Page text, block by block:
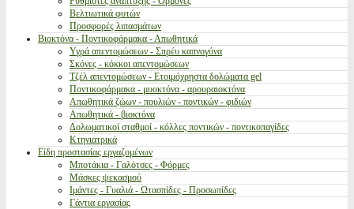
Βελτιωτικά φυτών
Προσφορές λιπασμάτων
Βιοκτόνα - Ποντικοφάρμακα - Απωθητικά
Υγρά απεντομώσεων - Σπρέυ καπνογόνα
Σκόνες - κόκκοι απεντομώσεων
Τζέλ απεντομώσεων - Ετοιμόχρηστα δολώματα gel
Ποντικοφάρμακα - μυοκτόνα - αρουραιοκτόνα
Απωθητικά ζώων - πουλιών - ποντικών - φιδιών
Απωθητικά - βιοκτόνα
Δολωματικοί σταθμοί - κόλλες ποντικών - ποντικοπαγίδες
Κτηνιατρικά
Είδη προστασίας εργαζομένων
Μποτάκια - Γαλότσες - Φόρμες
Μάσκες ψεκασμού
Ιμάντες - Γυαλιά - Ωτασπίδες - Προσωπίδες
Γάντια εργασίας